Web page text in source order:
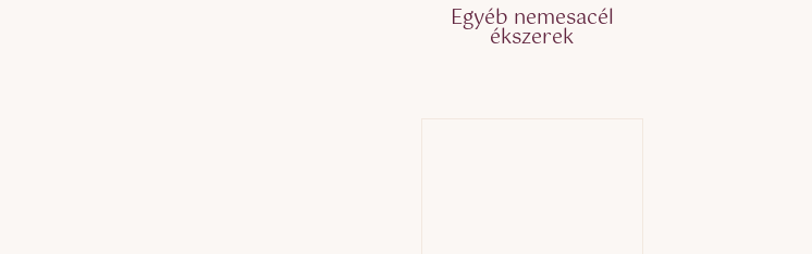
Egyéb nemesacél
ékszerek